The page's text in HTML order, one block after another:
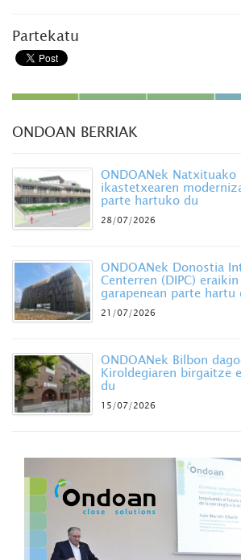
Partekatu
ONDOAN BERRIAK
ONDOANek Natxituako
ikastetxearen
parte hartuko du
28/07/2026
ONDOANek Donostia
Centerren (DIPC)
garapenean parte hartu
21/07/2026
ONDOANek Bilbon
Kiroldegiaren birgaitze
du
15/07/2026